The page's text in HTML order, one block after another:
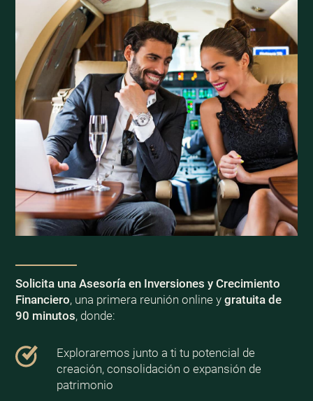
Solicita una Asesoría en Inversiones y Crecimiento
Financiero, una primera reunión online y gratuita de
90 minutos, donde:
Exploraremos junto a ti tu potencial de
creación, consolidación o expansión de
patrimonio